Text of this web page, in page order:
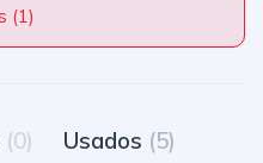
Filtros (1)
(0) Usados (5)